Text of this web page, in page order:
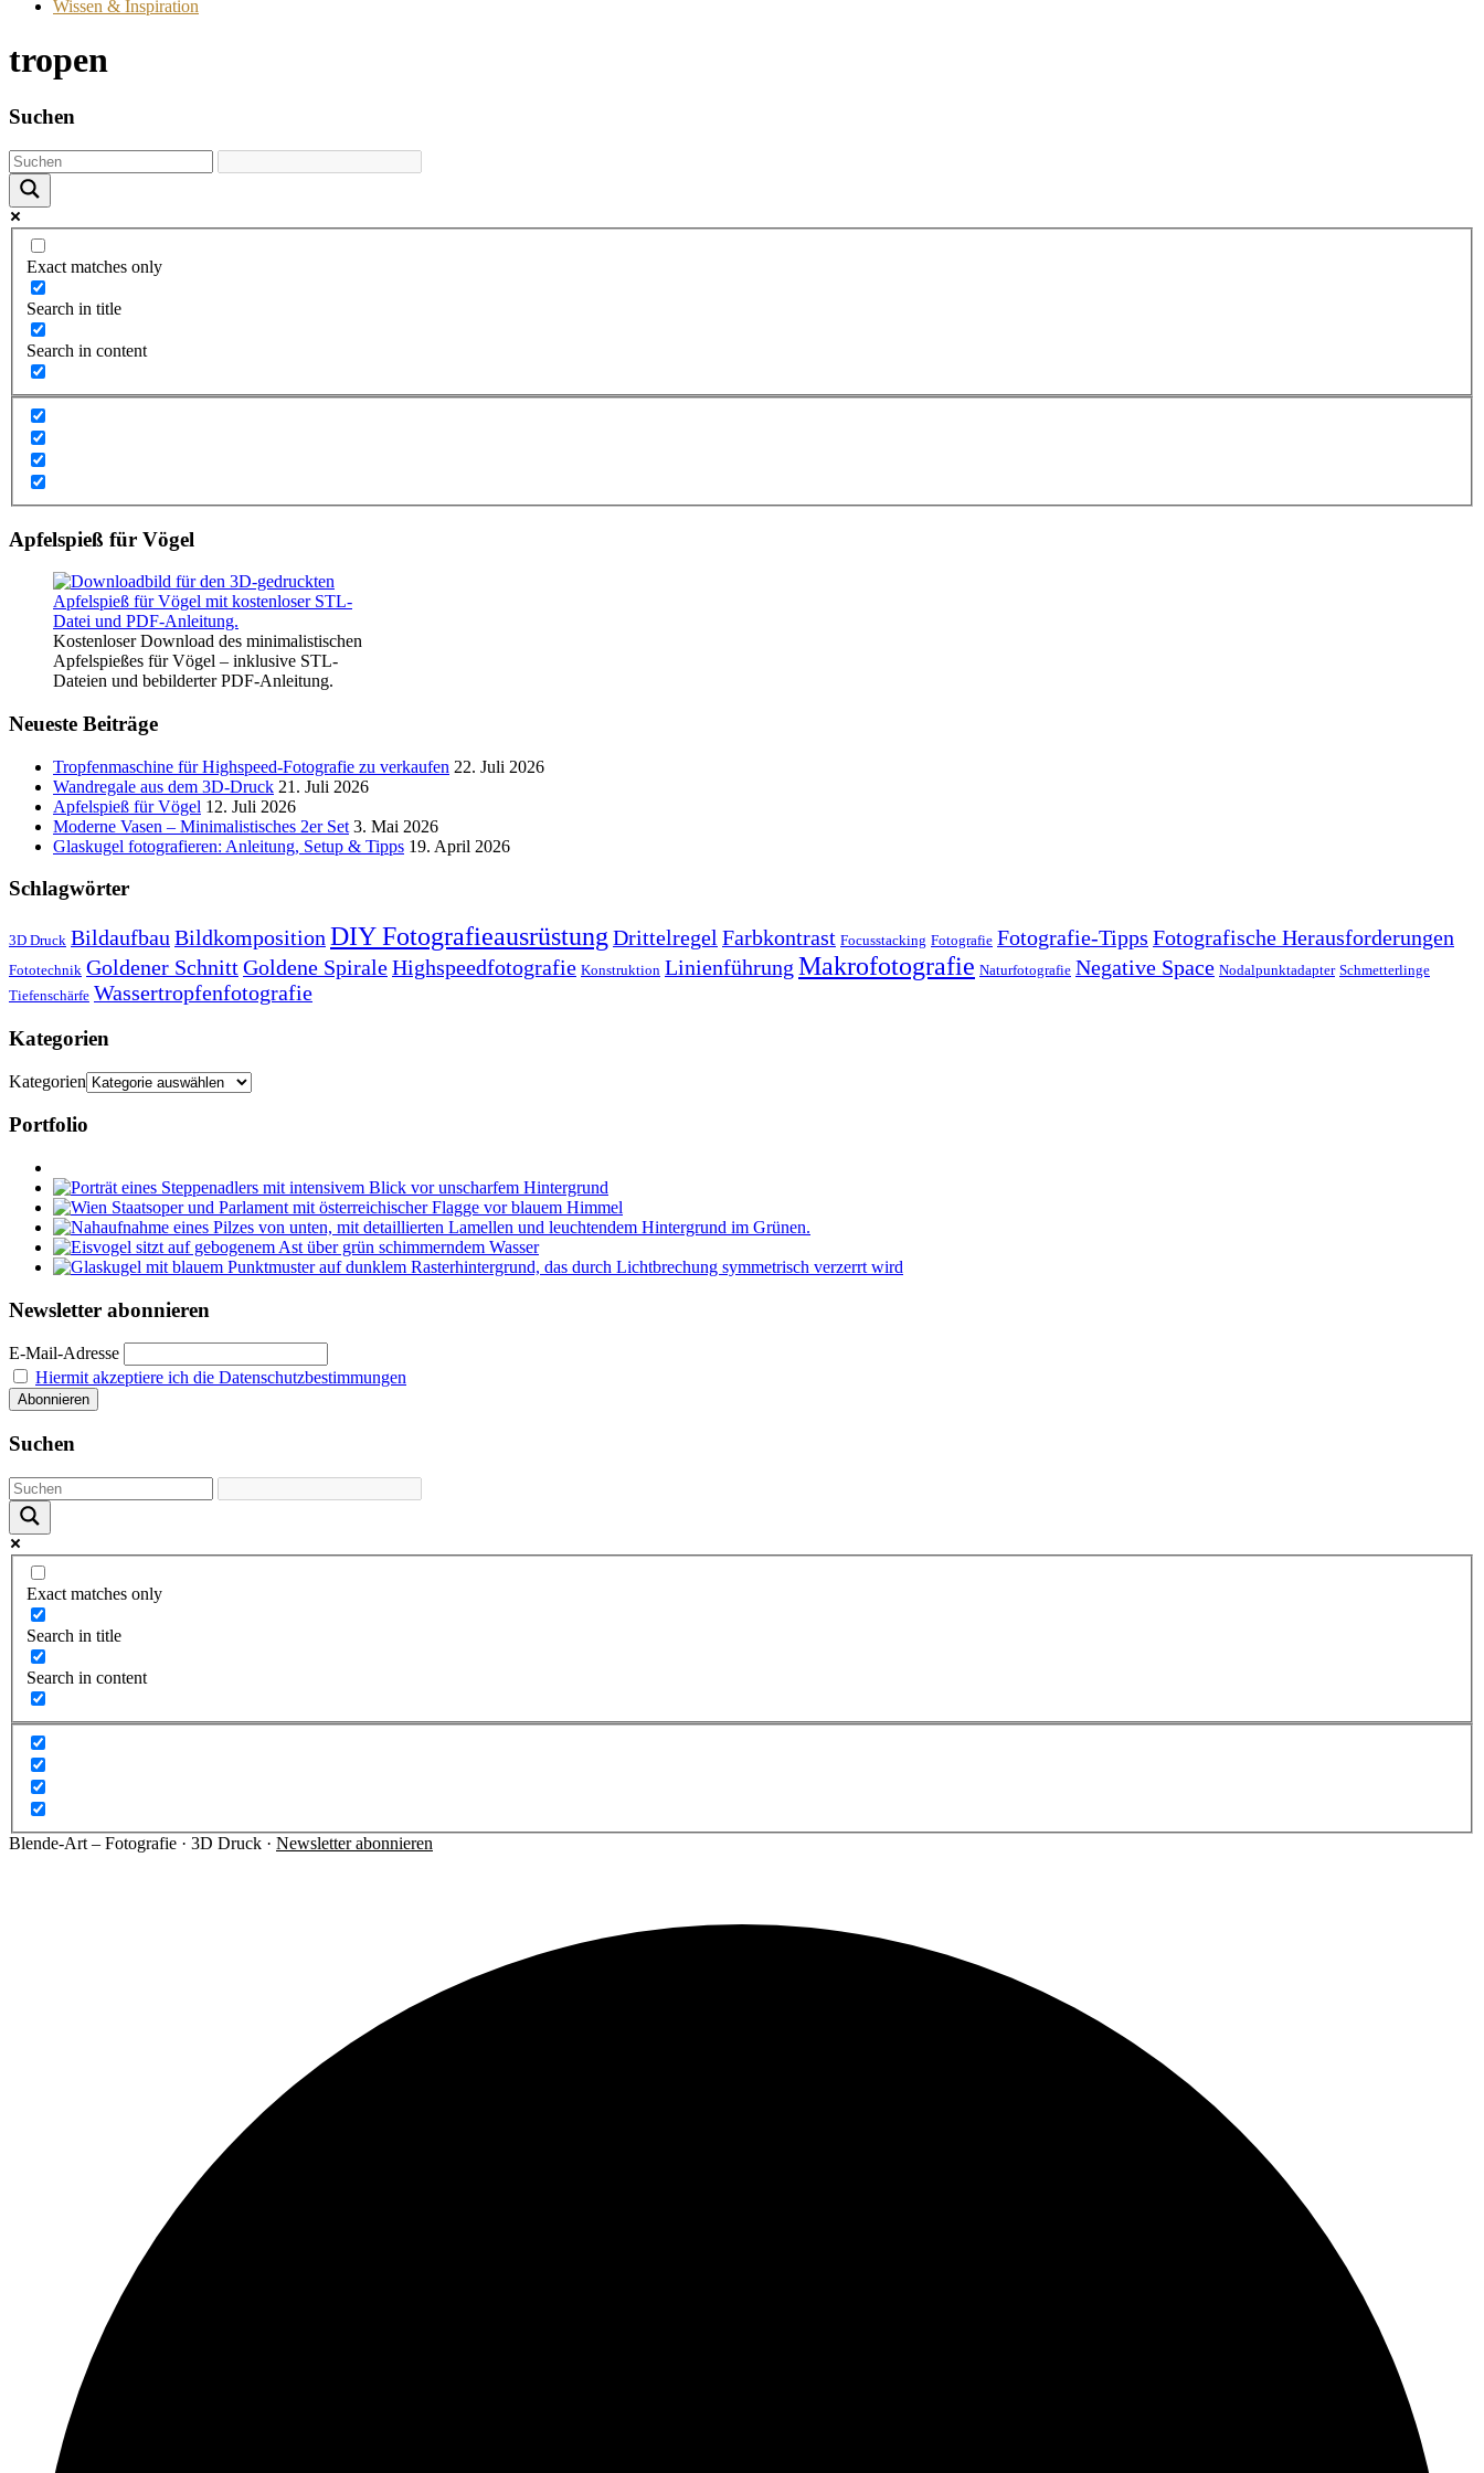
Wissen & Inspiration
tropen
Suchen
Exact matches only
Search in title
Search in content
Apfelspieß für Vögel
Kostenloser Download des minimalistischen
Apfelspießes für Vögel – inklusive STL-
Dateien und bebilderter PDF-Anleitung.
Neueste Beiträge
Tropfenmaschine für Highspeed-Fotografie zu verkaufen 22. Juli 2026
Wandregale aus dem 3D-Druck 21. Juli 2026
Apfelspieß für Vögel 12. Juli 2026
Moderne Vasen – Minimalistisches 2er Set 3. Mai 2026
Glaskugel fotografieren: Anleitung, Setup & Tipps 19. April 2026
Schlagwörter
3D Druck Bildaufbau Bildkomposition DIY Fotografieausrüstung Drittelregel Farbkontrast Focusstacking Fotografie Fotografie-Tipps Fotografische Herausforderungen
Fototechnik Goldener SchnittGoldene SpiraleHighspeedfotografie Konstruktion Linienführung Makrofotografie Naturfotografie Negative Space Nodalpunktadapter Schmetterlinge
Tiefenschärfe Wassertropfenfotografie
Kategorien
Kategorien
Portfolio
Newsletter abonnieren
E-Mail-Adresse
Hiermit akzeptiere ich die Datenschutzbestimmungen
Suchen
Exact matches only
Search in title
Search in content
Blende-Art – Fotografie · 3D Druck · Newsletter abonnieren